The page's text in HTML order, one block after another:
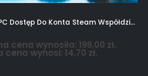
WRC Generations PC Dostęp Do Konta Steam Współdzielonego
cena wynosiła: 199,00 zł.
wynosi: 14,70 zł.